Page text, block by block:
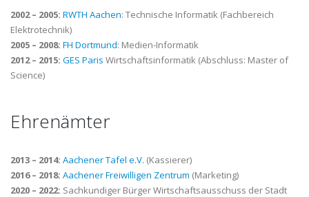
2002 – 2005: RWTH Aachen: Technische Informatik (Fachbereich
Elektrotechnik)
2005 – 2008: FH Dortmund: Medien-Informatik
2012 – 2015: GES Paris Wirtschaftsinformatik (Abschluss: Master of
Science)
Ehrenämter
2013 – 2014: Aachener Tafel e.V. (Kassierer)
2016 – 2018: Aachener Freiwilligen Zentrum (Marketing)
2020 – 2022: Sachkundiger Bürger Wirtschaftsausschuss der Stadt